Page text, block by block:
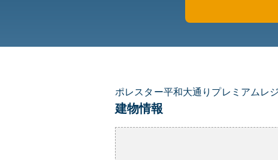
ポレスター平和大通りプレミアムレ
建物情報